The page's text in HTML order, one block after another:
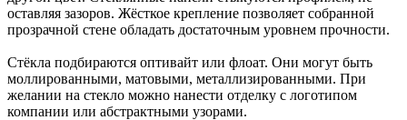
оставляя зазоров. Жёсткое крепление позволяет собранной
прозрачной стене обладать достаточным уровнем прочности.
Стёкла подбираются оптивайт или флоат. Они могут быть
моллированными, матовыми, металлизированными. При
желании на стекло можно нанести отделку с логотипом
компании или абстрактными узорами.